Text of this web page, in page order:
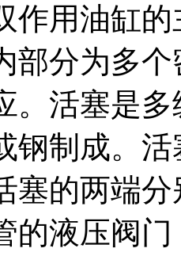
作用油缸
部分为多
。活塞是
钢制成。
塞的两端
的液压阀